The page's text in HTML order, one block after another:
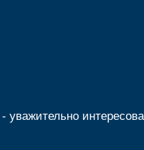
уважительно